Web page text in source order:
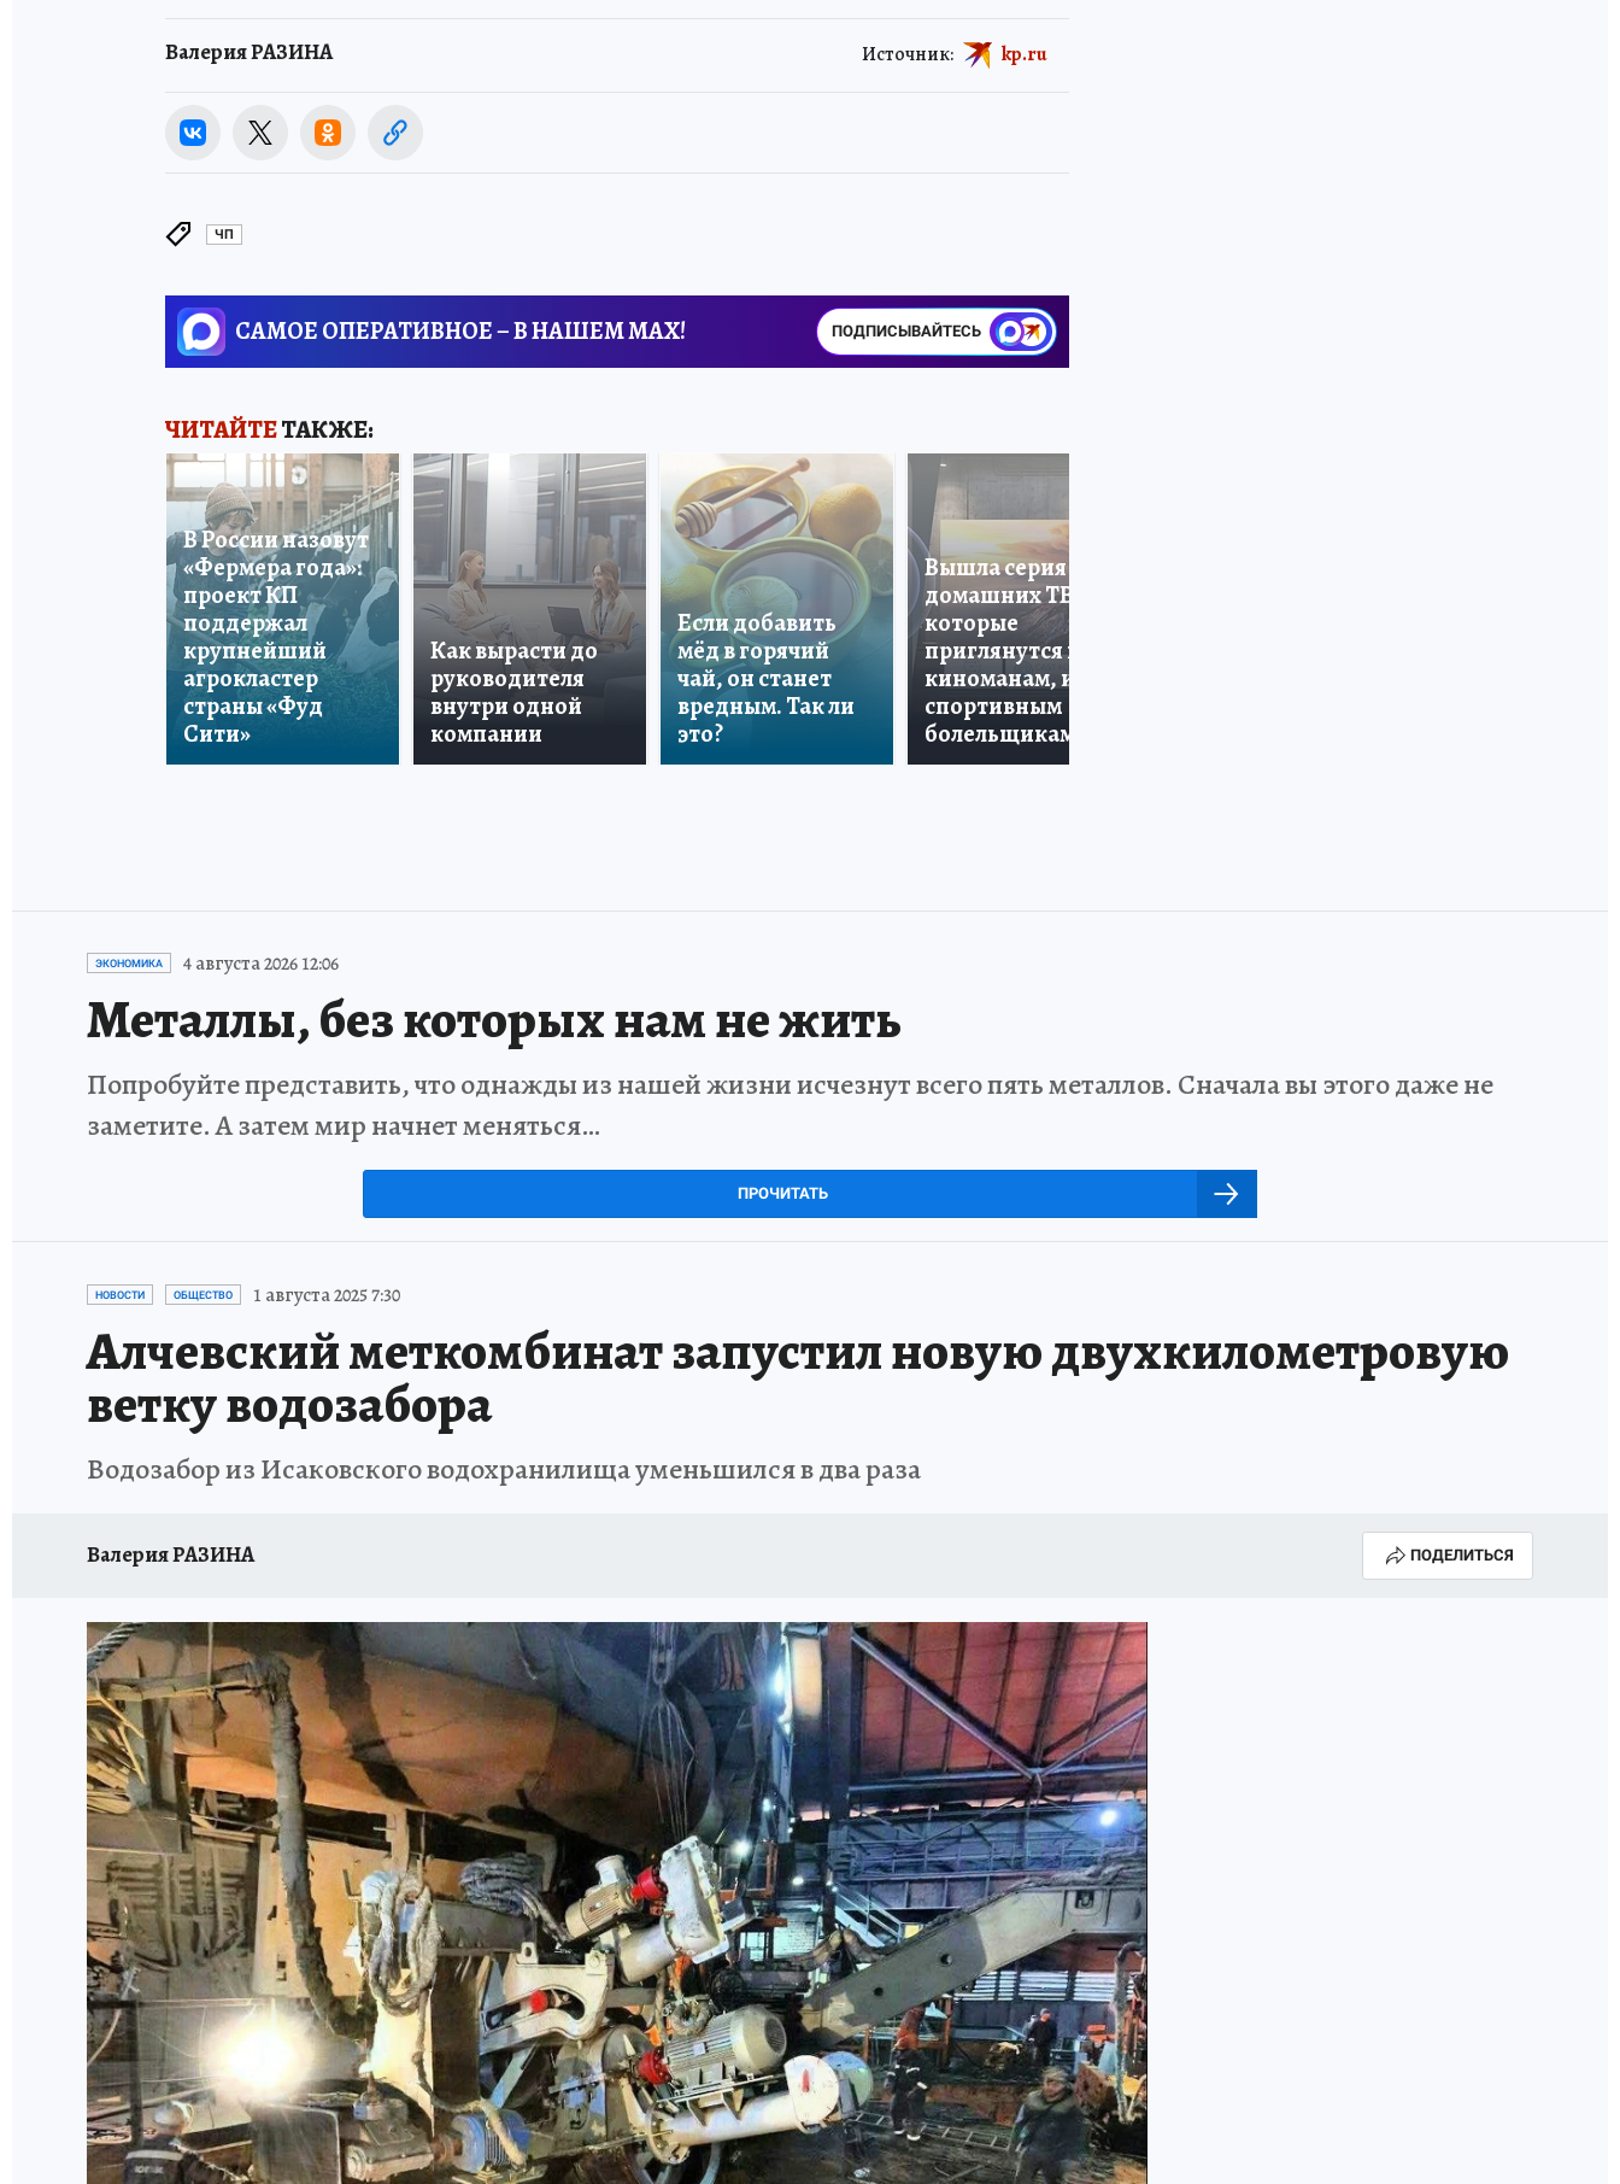
Валерия РАЗИНА Источник: kp.ru
ЧП
САМОЕ ОПЕРАТИВНОЕ – В НАШЕМ MAX! ПОДПИСЫВАЙТЕСЬ
ЧИТАЙТЕТАКЖЕ:
В России назовут
«Фермера года»:
проект КП
поддержал
крупнейший
агрокластер
страны «Фуд
Сити»
Как вырасти до
руководителя
внутри одной
компании
Если добавить
мёд в горячий
чай, он станет
вредным. Так ли
это?
Вышла серия
домашних ТВ,
которые
приглянутся и
киноманам, и
спортивным
болельщикам
ЭКОНОМИКА 4 августа 2026 12:06
Металлы, без которых нам не жить
Попробуйте представить, что однажды из нашей жизни исчезнут всего пять металлов. Сначала вы этого даже не
заметите. А затем мир начнет меняться…
ПРОЧИТАТЬ
НОВОСТИ ОБЩЕСТВО 1 августа 2025 7:30
Алчевский меткомбинат запустил новую двухкилометровую
ветку водозабора
Водозабор из Исаковского водохранилища уменьшился в два раза
Валерия РАЗИНА ПОДЕЛИТЬСЯ